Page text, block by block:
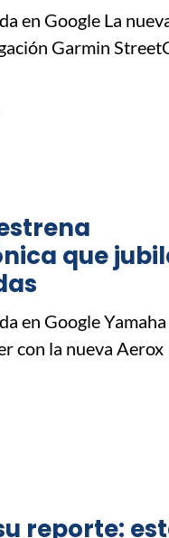
en Google La
Garmin
que
en Google Yamaha
con la nueva
reporte: